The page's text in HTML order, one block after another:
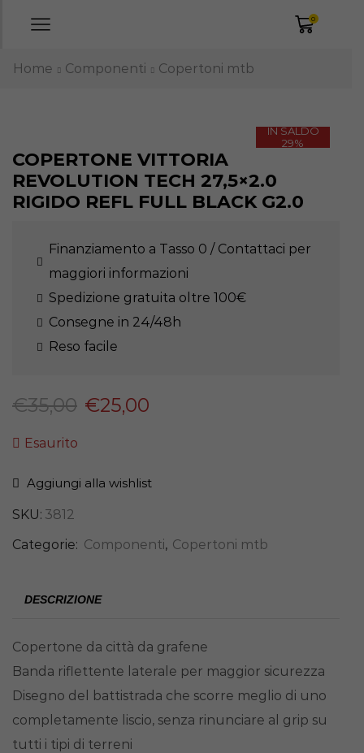
0
Home Componenti Copertoni mtb
IN SALDO
29%
COPERTONE VITTORIA
REVOLUTION TECH 27,5×2.0
RIGIDO REFL FULL BLACK G2.0
Finanziamento a Tasso 0 / Contattaci per
maggiori informazioni
Spedizione gratuita oltre 100€
Consegne in 24/48h
Reso facile
€35,00 €25,00
Esaurito
Aggiungi alla wishlist
SKU: 3812
Categorie: Componenti, Copertoni mtb
DESCRIZIONE
Copertone da città da grafene
Banda riflettente laterale per maggior sicurezza
Disegno del battistrada che scorre meglio di uno
completamente liscio, senza rinunciare al grip su
tutti i tipi di terreni